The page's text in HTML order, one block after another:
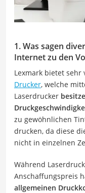
1. Was sagen
Internet zu den
Lexmark bietet sehr
Drucker, welche
Laserdrucker
zu gewöhnlichen
drucken, da diese
nicht in einzelnen
Während
Anschaffungspreis
allgemeinen